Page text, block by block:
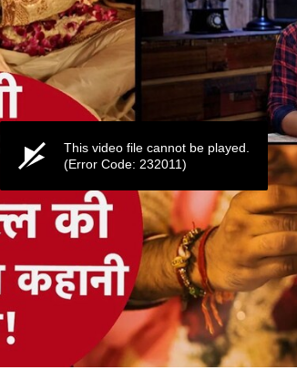
This video file cannot be played.
(Error Code: 232011)